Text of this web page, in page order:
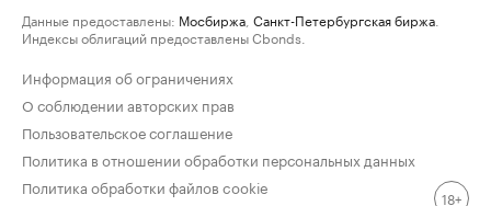
Данные предоставлены: Мосбиржа Санкт-Петербургская биржа
Индексы облигаций предоставлены Cbonds.
Информация об ограничениях
О соблюдении авторских прав
Пользовательское соглашение
Политика в отношении обработки персональных данных
Политика обработки файлов cookie
18+